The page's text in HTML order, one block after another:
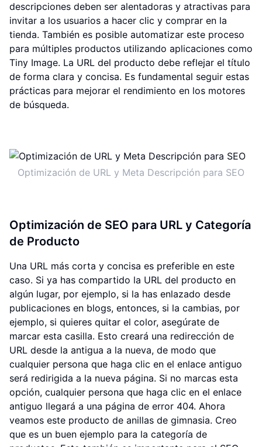
descripciones deben ser alentadoras y atractivas para
invitar a los usuarios a hacer clic y comprar en la
tienda. También es posible automatizar este proceso
para múltiples productos utilizando aplicaciones como
Tiny Image. La URL del producto debe reflejar el título
de forma clara y concisa. Es fundamental seguir estas
prácticas para mejorar el rendimiento en los motores
de búsqueda.
Optimización de URL y Meta Descripción para SEO
Optimización de SEO para URL y Categoría
de Producto
Una URL más corta y concisa es preferible en este
caso. Si ya has compartido la URL del producto en
algún lugar, por ejemplo, si la has enlazado desde
publicaciones en blogs, entonces, si la cambias, por
ejemplo, si quieres quitar el color, asegúrate de
marcar esta casilla. Esto creará una redirección de
URL desde la antigua a la nueva, de modo que
cualquier persona que haga clic en el enlace antiguo
será redirigida a la nueva página. Si no marcas esta
opción, cualquier persona que haga clic en el enlace
antiguo llegará a una página de error 404. Ahora
veamos este producto de anillas de gimnasia. Creo
que es un buen ejemplo para la categoría de